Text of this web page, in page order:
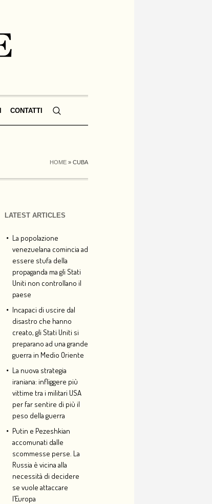
CONTATTI
HOME » CUBA
LATEST ARTICLES
La popolazione
venezuelana comincia ad
essere stufa della
propaganda ma gli Stati
Uniti non controllano il
paese
Incapaci di uscire dal
disastro che hanno
creato, gli Stati Uniti si
preparano ad una grande
guerra in Medio Oriente
La nuova strategia
iraniana: infliggere più
vittime tra i militari USA
per far sentire di più il
peso della guerra
Putin e Pezeshkian
accomunati dalle
scommesse perse. La
Russia è vicina alla
necessità di decidere
se vuole attaccare
l’Europa